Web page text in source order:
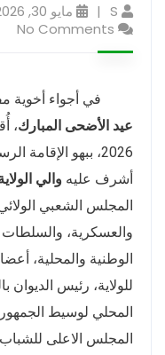
S مايو 30, 2026
No Comments
في أجواء أخوية
عيد الأضحى المبارك
2026، ببهو
أشرف عليه والي
المجلس الشعبي
والعسكرية، والسلطات
الوطنية والمحلية،
للولاية، رئيس الديوان
المحلي لوسيط
المجلس الاعلى